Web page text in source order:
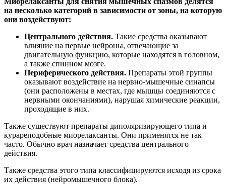
на несколько категорий в зависимости от зоны, на которую
они воздействуют:
Центрального действия. Такие средства оказывают
влияние на первые нейроны, отвечающие за
двигательную функцию, которые находятся в головном,
а также спинном мозге.
Периферического действия. Препараты этой группы
оказывают воздействие на нервно-мышечные синапсы
(они расположены в местах, где мышцы соединяются с
нервными окончаниями), нарушая химические реакции,
проходящие в них.
Также существуют препараты диполяризирующего типа и
курареподобные миорелаксанты. Они применятся не так
часто. Обычно врач назначает средства центрального
действия.
Также средства этого типа классифицируются исходя из срока
их действия (нейромышечного блока).